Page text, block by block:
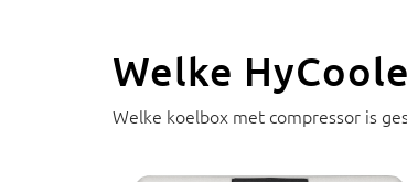
Welke
Welke koelbox met compressor is